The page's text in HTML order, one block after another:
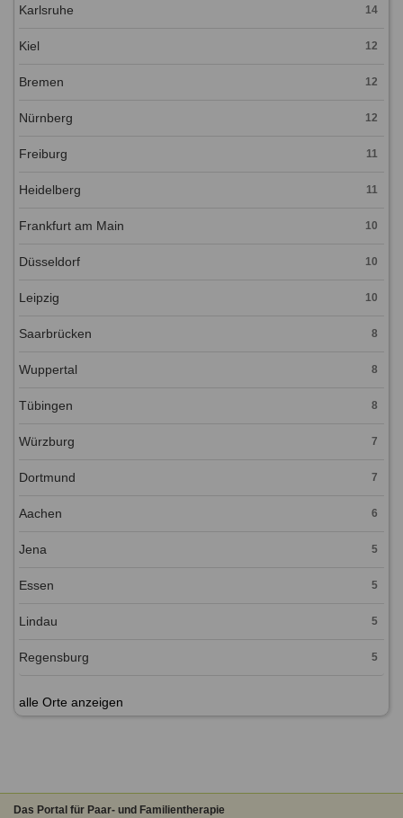
Karlsruhe 14
Kiel 12
Bremen 12
Nürnberg 12
Freiburg 11
Heidelberg 11
Frankfurt am Main 10
Düsseldorf 10
Leipzig 10
Saarbrücken 8
Wuppertal 8
Tübingen 8
Würzburg 7
Dortmund 7
Aachen 6
Jena 5
Essen 5
Lindau 5
Regensburg 5
alle Orte anzeigen
Das Portal für Paar- und Familientherapie